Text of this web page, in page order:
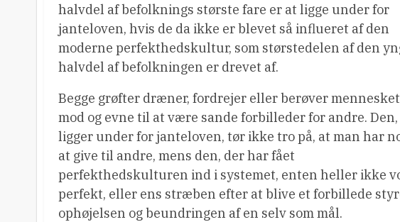
halvdel af befolknings største fare er at ligge under for
janteloven, hvis de da ikke er blevet så influeret af den
moderne perfekthedskultur, som størstedelen af den
halvdel af befolkningen er drevet af.
Begge grøfter dræner, fordrejer eller berøver mennesket
mod og evne til at være sande forbilleder for andre.
ligger under for janteloven, tør ikke tro på, at man har
at give til andre, mens den, der har fået
perfekthedskulturen ind i systemet, enten heller ikke
perfekt, eller ens stræben efter at blive et forbillede
ophøjelsen og beundringen af en selv som mål.